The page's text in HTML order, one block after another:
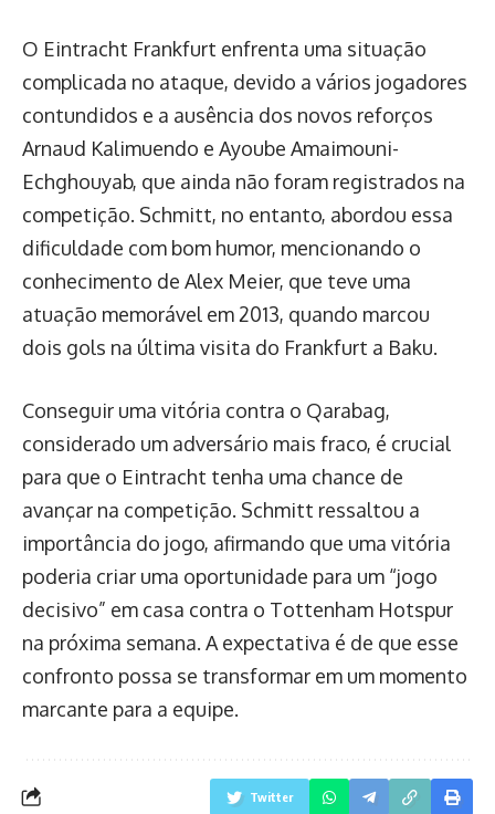
O Eintracht Frankfurt enfrenta uma situação
complicada no ataque, devido a vários jogadores
contundidos e a ausência dos novos reforços
Arnaud Kalimuendo e Ayoube Amaimouni-
Echghouyab, que ainda não foram registrados na
competição. Schmitt, no entanto, abordou essa
dificuldade com bom humor, mencionando o
conhecimento de Alex Meier, que teve uma
atuação memorável em 2013, quando marcou
dois gols na última visita do Frankfurt a Baku.
Conseguir uma vitória contra o Qarabag,
considerado um adversário mais fraco, é crucial
para que o Eintracht tenha uma chance de
avançar na competição. Schmitt ressaltou a
importância do jogo, afirmando que uma vitória
poderia criar uma oportunidade para um “jogo
decisivo” em casa contra o Tottenham Hotspur
na próxima semana. A expectativa é de que esse
confronto possa se transformar em um momento
marcante para a equipe.
Twitter